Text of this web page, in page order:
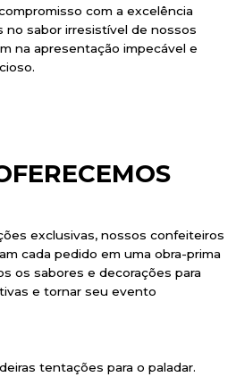
com a excelência
no sabor irresistível de nossos
na apresentação impecável e
exclusivas, nossos confeiteiros
cada pedido em uma obra-prima
os sabores e decorações para
e tornar seu evento
tentações para o paladar.